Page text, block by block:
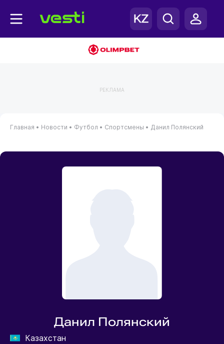
РЕКЛАМА
Главная • Новости • Футбол • Спортсмены • Данил Полянский
Данил Полянский
Казахстан